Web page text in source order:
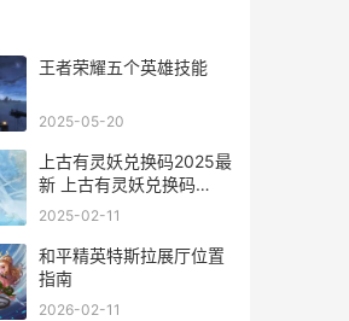
王者荣耀五个英雄技能
2025-05-20
上古有灵妖兑换码2025最
新 上古有灵妖兑换码
2024
2025-02-11
和平精英特斯拉展厅位置
指南
2026-02-11